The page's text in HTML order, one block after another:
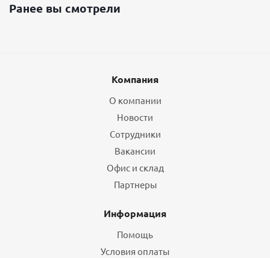
Ранее вы смотрели
Компания
О компании
Новости
Сотрудники
Вакансии
Офис и склад
Партнеры
Информация
Помощь
Условия оплаты